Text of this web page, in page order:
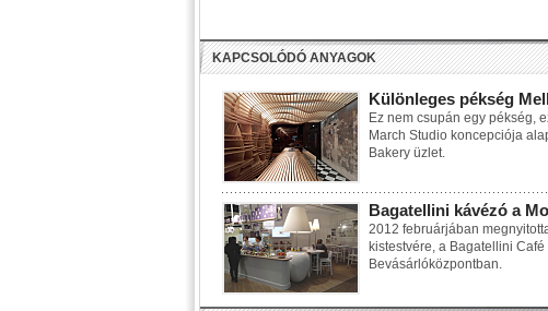
KAPCSOLÓDÓ ANYAGOK
Különleges pékség
Ez nem csupán egy pékség,
March Studio koncepciója
Bakery üzlet.
Bagatellini kávézó a
2012 februárjában
kistestvére, a Bagatellini Café
Bevásárlóközpontban.